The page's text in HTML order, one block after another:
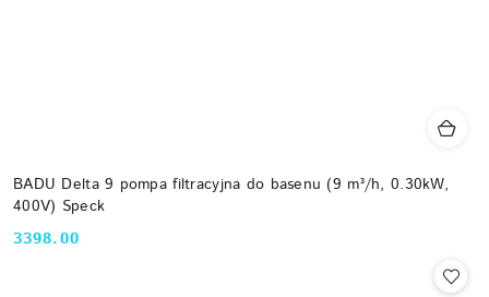
BADU Delta 9 pompa filtracyjna do basenu (9 m³/h, 0.30kW,
400V) Speck
Cena:
3398.00